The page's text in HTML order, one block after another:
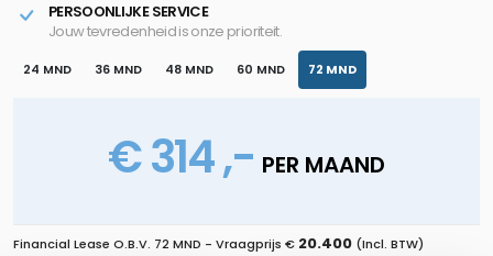
PERSOONLIJKE SERVICE
Jouw tevredenheid is onze prioriteit.
24 MND 36 MND 48 MND 60 MND 72 MND
€ 314 ,- PER MAAND
Financial Lease O.B.V. 72 MND - Vraagprijs € 20.400 (Incl. BTW)